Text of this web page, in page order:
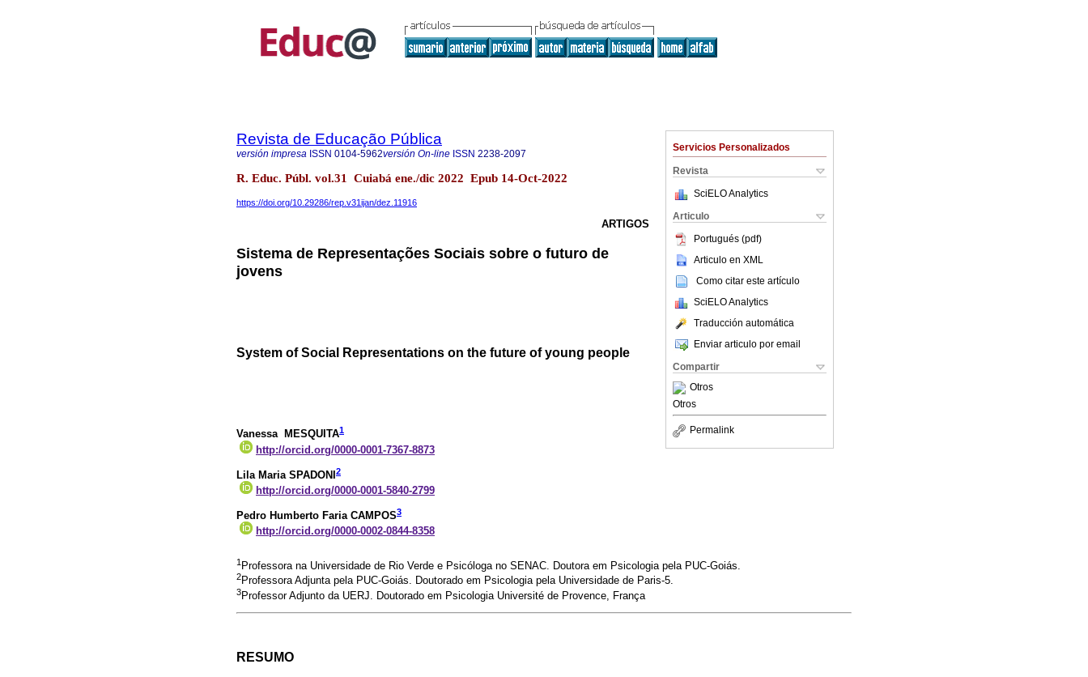
Servicios Personalizados
Revista
SciELO Analytics
Articulo
Portugués (pdf)
Articulo en XML
Como citar este artículo
SciELO Analytics
Traducción automática
Enviar articulo por email
Compartir
Otros
Otros
Permalink
Revista de Educação Pública
versión impresa ISSN 0104-5962versión On-line ISSN 2238-2097
R. Educ. Públ. vol.31 Cuiabá ene./dic 2022 Epub 14-Oct-2022
https://doi.org/10.29286/rep.v31ijan/dez.11916
ARTIGOS
Sistema de Representações Sociais sobre o futuro de
jovens
System of Social Representations on the future of young people
Vanessa MESQUITA1
http://orcid.org/0000-0001-7367-8873
Lila Maria SPADONI 2
http://orcid.org/0000-0001-5840-2799
Pedro Humberto Faria CAMPOS3
http://orcid.org/0000-0002-0844-8358
1 Professora na Universidade de Rio Verde e Psicóloga no SENAC. Doutora em Psicologia pela PUC-Goiás.
2Professora Adjunta pela PUC-Goiás. Doutorado em Psicologia pela Universidade de Paris-5.
3Professor Adjunto da UERJ. Doutorado em Psicologia Université de Provence, França
RESUMO